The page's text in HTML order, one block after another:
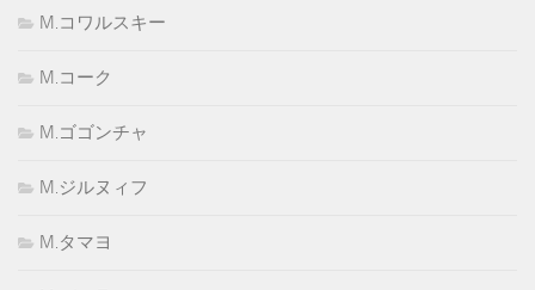
M.コワルスキー
M.コーク
M.ゴゴンチャ
M.ジルヌィフ
M.タマヨ